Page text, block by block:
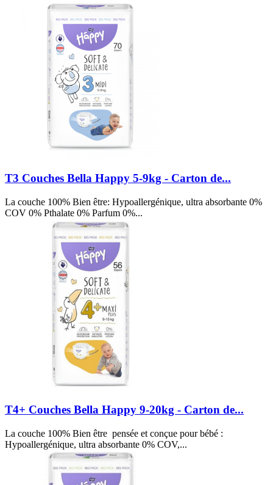
T3 Couches Bella Happy 5-9kg - Carton de...
La couche 100% Bien être: Hypoallergénique, ultra absorbante 0%
COV 0% Pthalate 0% Parfum 0%...
T4+ Couches Bella Happy 9-20kg - Carton de...
La couche 100% Bien être pensée et conçue pour bébé :
Hypoallergénique, ultra absorbante 0% COV,...